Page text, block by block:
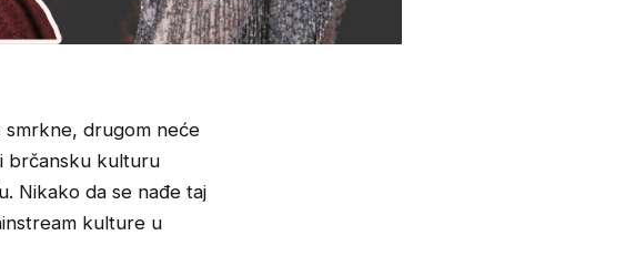
smrkne, drugom neće
brčansku kulturu
Nikako da se nađe taj
kulture u